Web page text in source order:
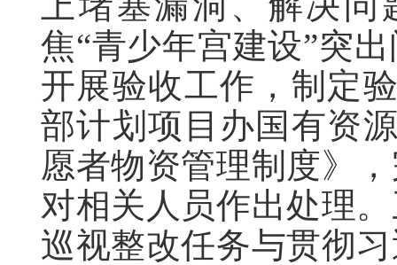
焦“青少年宫建设”突
开展验收工作，制定
部计划项目办国有资
愿者物资管理制度》
对相关人员作出处理
巡视整改任务与贯彻